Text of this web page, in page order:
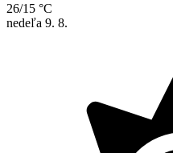
26/15 °C
nedeľa 9. 8.